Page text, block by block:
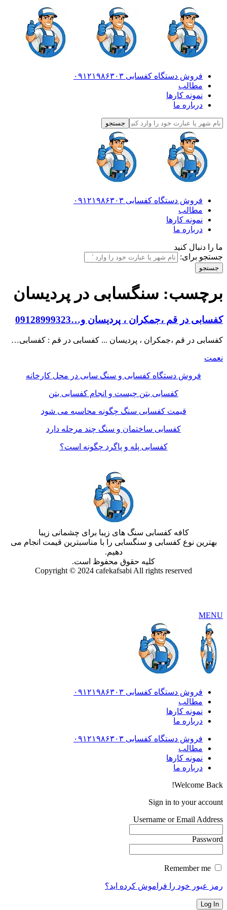
فروش دستگاه کفسابی ۰۹۱۲۱۹۸۶۳۰۳
مطالب
نمونه کارها
درباره ما
فروش دستگاه کفسابی ۰۹۱۲۱۹۸۶۳۰۳
مطالب
نمونه کارها
درباره ما
ما را دنبال کنید
جستجو برای:
برچسب: سنگسابی در پردیسان
کفسابی در قم ،جمکران ، پردیسان و…09128999323
کفسابی در قم ،جمکران ، پردیسان ... کفسابی در قم : کفسابی…
نعمت
فروش دستگاه کفسابی و سنگ سابی در محل کارخانه
کفسابی بتن چیست و انجام کفسابی بتن
قیمت کفسابی سنگ چگونه محاسبه می شود
کفسابی ساختمان و سنگ چند مرحله دارد
کفسابی پله و پاگرد چگونه است؟
کافه کفسابی سنگ های زیبا برای چشمانی زیبا
بهترین نوع کفسابی و سنگسابی را با مناسبترین قیمت انجام می
دهیم.
کلیه حقوق محفوظ است.
Copyright © 2024 cafekafsabi All rights reserved
MENU
فروش دستگاه کفسابی ۰۹۱۲۱۹۸۶۳۰۳
مطالب
نمونه کارها
درباره ما
فروش دستگاه کفسابی ۰۹۱۲۱۹۸۶۳۰۳
مطالب
نمونه کارها
درباره ما
Welcome Back!
Sign in to your account
Username or Email Address
Password
رمز عبور خود را فراموش کرده اید؟